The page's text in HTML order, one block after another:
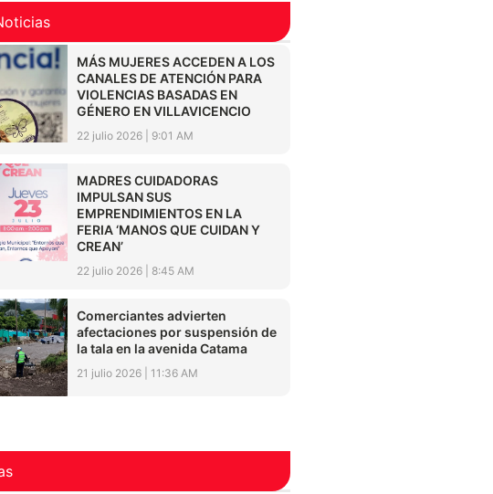
MÁS MUJERES ACCEDEN A LOS
CANALES DE ATENCIÓN PARA
VIOLENCIAS BASADAS EN
GÉNERO EN VILLAVICENCIO
22 julio 2026 9:01 AM
MADRES CUIDADORAS
IMPULSAN SUS
EMPRENDIMIENTOS EN LA
FERIA ‘MANOS QUE CUIDAN Y
CREAN’
22 julio 2026 8:45 AM
Comerciantes advierten
afectaciones por suspensión de
la tala en la avenida Catama
21 julio 2026 11:36 AM